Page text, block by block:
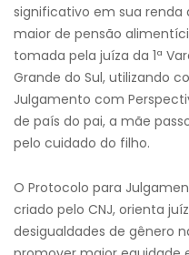
significativo em sua
maior de pensão
tomada pela juíza da 1ª
Grande do Sul, utilizando
Julgamento com
de país do pai, a mãe
pelo cuidado do filho.
O Protocolo para
criado pelo CNJ, orienta
desigualdades de gênero